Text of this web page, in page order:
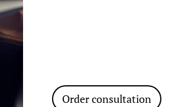
Order consultation